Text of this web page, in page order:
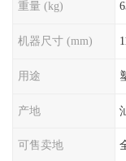
重量 (kg)
机器尺寸 (mm)
用途
产地
可售卖地